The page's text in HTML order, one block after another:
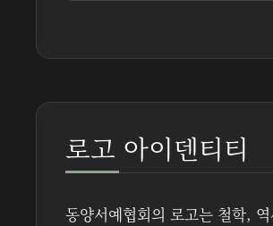
로고 아이덴티티
동양서예협회의 로고는 철학,